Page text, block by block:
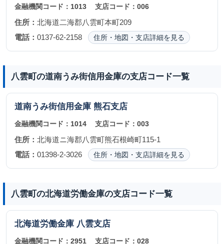
金融機関コード： 1013 支店コード：006
住所： 北海道二海郡八雲町本町209
電話： 0137-62-2158 住所・地図・支店詳細を見る
八雲町の道南うみ街信用金庫の支店コード一覧
道南うみ街信用金庫 熊石支店
金融機関コード： 1014 支店コード：003
住所： 北海道ニ海郡八雲町熊石根崎町115-1
電話： 01398-2-3026 住所・地図・支店詳細を見る
八雲町の北海道労働金庫の支店コード一覧
北海道労働金庫 八雲支店
金融機関コード： 2951 支店コード：028